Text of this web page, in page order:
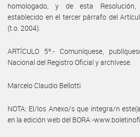
homologado, y de esta
establecido en el tercer párrafo del
(t.o. 2004).
ARTÍCULO 5º.- Comuníquese,
Nacional del Registro Oficial y archívese.
Marcelo Claudio Bellotti
NOTA: El/los Anexo/s que integra/n
en la edición web del BORA -